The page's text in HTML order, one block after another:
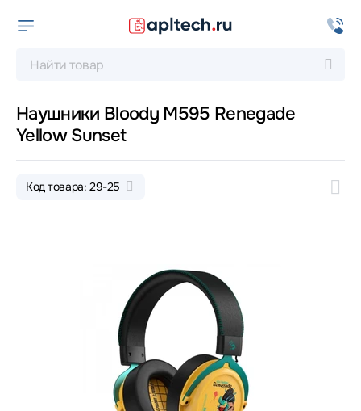
Наушники Bloody M595 Renegade
Yellow Sunset
Код товара: 29-25